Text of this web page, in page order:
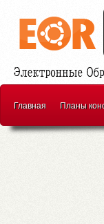
Главная Планы